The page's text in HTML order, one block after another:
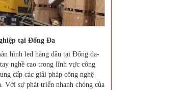
tại Đống Đa
hình led hàng đầu tại Đống đa-
nghề cao trong lĩnh vực công
cấp các giải pháp công nghệ
Với sự phát triển nhanh chóng của